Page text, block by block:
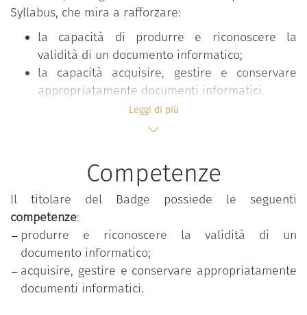
Syllabus, che mira a rafforzare:
la capacità di produrre e riconoscere la
validità di un documento informatico;
la capacità acquisire, gestire e conservare
appropriatamente documenti informatici.
“Competenze digitali per la PA”, che mira a
rafforzare le competenze digitali comuni a tutti i
dipendenti pubblici al fine di accrescere la
propensione complessiva al cambiamento e
all’innovazione nella pubblica amministrazione. Il
programma è messo a disposizione gratuitamente
dal Dipartimento della funzione pubblica della
Leggi di più
Competenze
Il titolare del Badge possiede le seguenti
competenze:
produrre e riconoscere la validità di un
documento informatico;
acquisire, gestire e conservare appropriatamente
documenti informatici.